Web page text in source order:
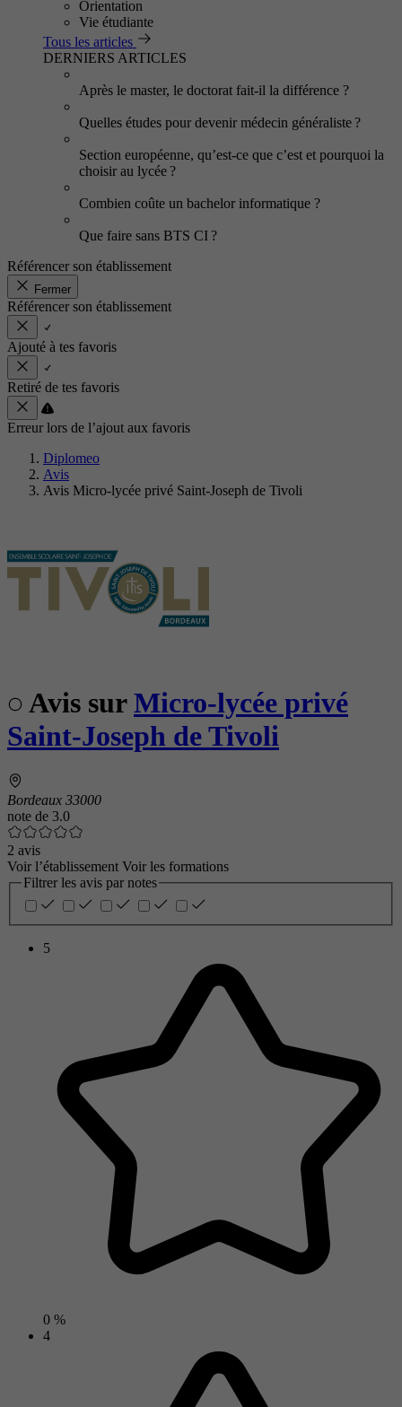
Orientation
Vie étudiante
Tous les articles
DERNIERS ARTICLES
Après le master, le doctorat fait-il la différence ?
Quelles études pour devenir médecin généraliste ?
Section européenne, qu’est-ce que c’est et pourquoi la
choisir au lycée ?
Combien coûte un bachelor informatique ?
Que faire sans BTS CI ?
Référencer son établissement
Fermer
Référencer son établissement
Ajouté à tes favoris
Retiré de tes favoris
Erreur lors de l’ajout aux favoris
Diplomeo
Avis
Avis Micro-lycée privé Saint-Joseph de Tivoli
Avis surMicro-lycée privé
Saint-Joseph de Tivoli
Bordeaux 33000
note de 3.0
2 avis
Voir l’établissement Voir les formations
Filtrer les avis par notes
5
0 %
4